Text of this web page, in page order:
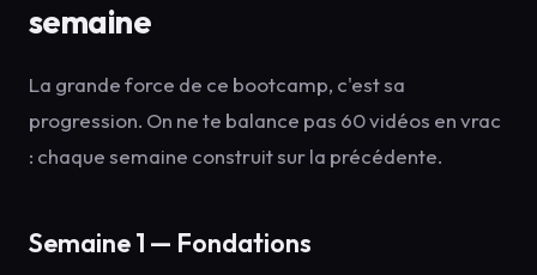
semaine
La grande force de ce bootcamp, c'est sa
progression. On ne te balance pas 60 vidéos en vrac
: chaque semaine construit sur la précédente.
Semaine 1 — Fondations